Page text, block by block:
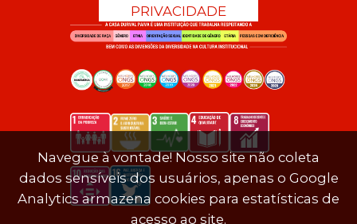
PRIVACIDADE
Navegue à vontade! Nosso site não coleta
dados sensíveis dos usuários, apenas o Google
Analytics armazena cookies para estatísticas de
acesso ao site.